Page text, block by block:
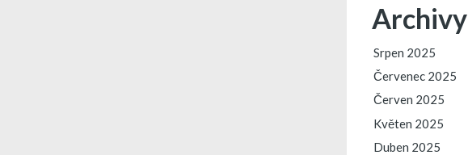
Archivy
Srpen 2025
Červenec 2025
Červen 2025
Květen 2025
Duben 2025